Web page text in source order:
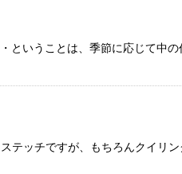
いうことは、季節に応じて中
テッチですが、もちろんクイリ